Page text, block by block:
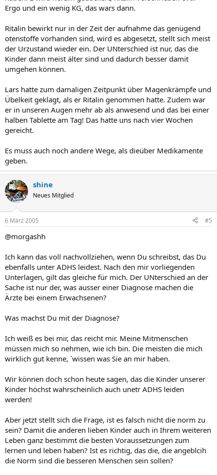
Ergo und ein wenig KG, das wars dann.
Ritalin bewirkt nur in der Zeit der aufnahme das genügend
otenstoffe vorhanden sind, wird es abgesetzt, stellt sich meist
der Urzustand wieder ein. Der UNterschied ist nur, das die
Kinder dann meist älter sind und dadurch besser damit
umgehen können.
Lars hatte zum damaligen Zeitpunkt über Magenkrämpfe und
Übelkeit geklagt, als er Ritalin genommen hatte. Zudem war
er in unseren Augen mehr ab als anwesend und das bei einer
halben Tablette am Tag! Das hatte uns nach vier Wochen
gereicht.
Es muss auch noch andere Wege, als dieüber Medikamente
geben.
shine
Neues Mitglied
6 März 2005 #5
@morgashh
Ich kann das voll nachvollziehen, wenn Du schreibst, das Du
ebenfalls unter ADHS leidest. Nach den mir vorliegenden
Unterlagen, gilt das gleiche für mich. Der UNterschied an der
Sache ist nur der, was ausser einer Diagnose machen die
Ärzte bei einem Erwachsenen?
Was machst Du mit der Diagnose?
Ich weiß es bei mir, das reicht mir. Meine Mitmenschen
müssen mich so nehmen, wie ich bin. Die meisten die mich
wirklich gut kenne, ´wissen was Sie an mir haben.
Wir können doch schon heute sagen, das die Kinder unserer
Kinder höchst wahrscheinlich auch unetr ADHS leiden
werden!
Aber jetzt stellt sich die Frage, ist es falsch nicht die norm zu
sein? Damit die anderen lieben Kinder auch in Ihrem weiteren
Leben ganz bestimmt die besten Voraussetzungen zum
lernen und leben haben? Ist es richtig, das die, die angeblcih
die Norm sind die besseren Menschen sein sollen?